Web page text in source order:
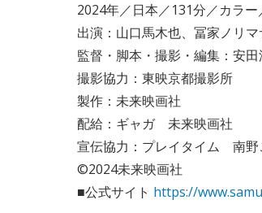
2024年／日本／131分／カラ
出演：山口馬木也、冨家ノリ
監督・脚本・撮影・編集：安
撮影協力：東映京都撮影所
製作：未来映画社
配給：ギャガ 未来映画社
宣伝協力：プレイタイム 南野
©2024未来映画社
■公式サイト https://